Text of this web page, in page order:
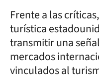
Frente a las
turística
transmitir una
mercados
vinculados al